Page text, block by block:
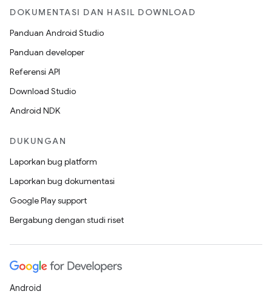
DOKUMENTASI DAN HASIL DOWNLOAD
Panduan Android Studio
Panduan developer
Referensi API
Download Studio
Android NDK
DUKUNGAN
Laporkan bug platform
Laporkan bug dokumentasi
Google Play support
Bergabung dengan studi riset
Android